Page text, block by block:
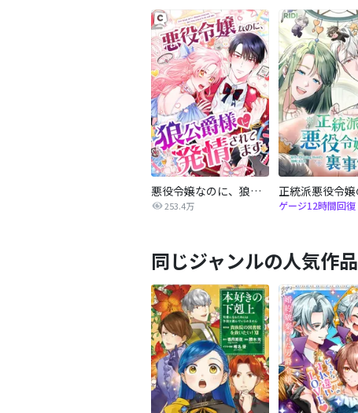
悪役令嬢なのに、狼公爵様に発情されてます
253.4万 ゲージ12時間回復
同じジャンルの人気作品